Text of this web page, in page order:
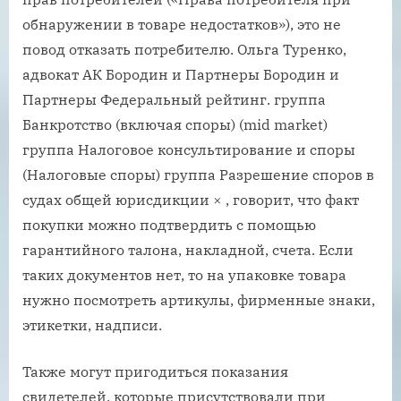
обнаружении в товаре недостатков»), это не
повод отказать потребителю. Ольга Туренко,
адвокат АК Бородин и Партнеры Бородин и
Партнеры Федеральный рейтинг. группа
Банкротство (включая споры) (mid market)
группа Налоговое консультирование и споры
(Налоговые споры) группа Разрешение споров в
судах общей юрисдикции × , говорит, что факт
покупки можно подтвердить с помощью
гарантийного талона, накладной, счета. Если
таких документов нет, то на упаковке товара
нужно посмотреть артикулы, фирменные знаки,
этикетки, надписи.
Также могут пригодиться показания
свидетелей, которые присутствовали при